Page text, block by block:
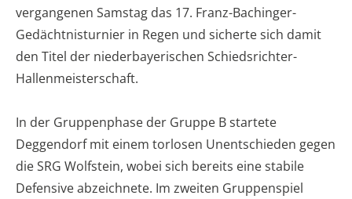
vergangenen Samstag das 17. Franz-Bachinger-
Gedächtnisturnier in Regen und sicherte sich damit
den Titel der niederbayerischen Schiedsrichter-
Hallenmeisterschaft.
In der Gruppenphase der Gruppe B startete
Deggendorf mit einem torlosen Unentschieden gegen
die SRG Wolfstein, wobei sich bereits eine stabile
Defensive abzeichnete. Im zweiten Gruppenspiel